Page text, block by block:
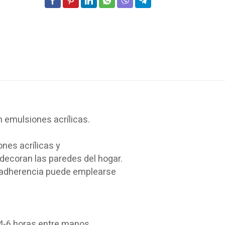
emulsiones acrílicas.
acrílicas y
las paredes del hogar.
puede emplearse